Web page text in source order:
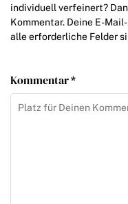
individuell verfeinert?
Kommentar. Deine E-
alle erforderliche Felder
Kommentar *